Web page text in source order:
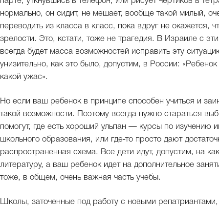
нормально, он сидит, не мешает, вообще такой милый,
переводить из класса в класс, пока вдруг не окажется,
зрелости. Это, кстати, тоже не трагедия. В Израиле с
всегда будет масса возможностей исправить эту
унизительно, как это было, допустим, в России:
какой ужас».
Но если ваш ребенок в принципе способен учиться и
такой возможности. Поэтому всегда нужно стараться
помогут, где есть хороший ульпан — курсы по изучению
школьного образования, или где-то просто дают
распространенная схема. Все дети идут, допустим, на
литературу, а ваш ребенок идет на дополнительное
тоже, в общем, очень важная часть учебы.
Школы, заточенные под работу с новыми